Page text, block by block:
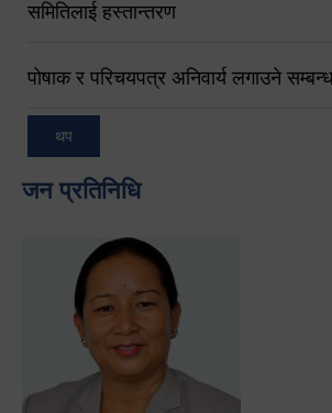
समितिलाई हस्तान्तरण
पोषाक र परिचयपत्र अनिवार्य लगाउने
थप
जन प्रतिनिधि